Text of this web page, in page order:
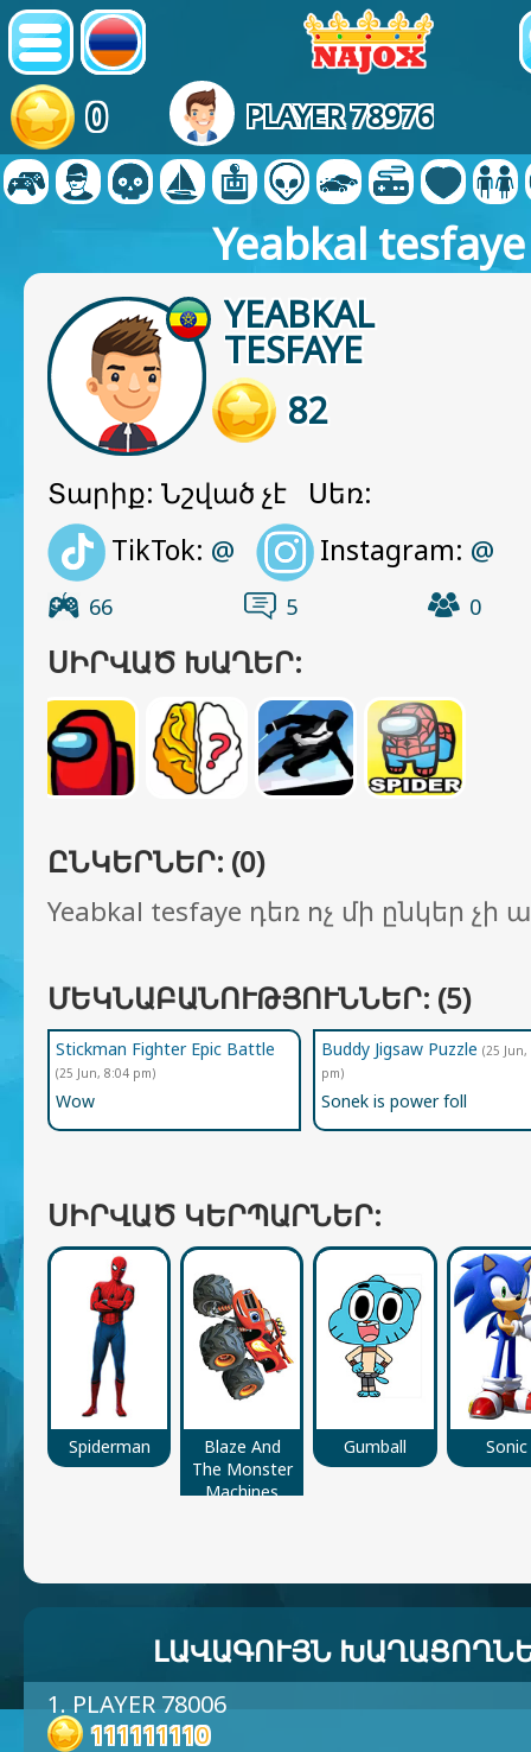
0 PLAYER 78976
Yeabkal tesfaye
YEABKAL
TESFAYE
82
Տարիք: Նշված չէ Սեռ:
TikTok: @ Instagram: @
66 5 0
ՍԻՐՎԱԾ ԽԱՂԵՐ:
ԸՆԿԵՐՆԵՐ: (0)
Yeabkal tesfaye դեռ ոչ մի ընկեր չի
ՄԵԿՆԱԲԱՆՈՒԹՅՈՒՆՆԵՐ: (5)
Stickman Fighter Epic Battle
(25 Jun, 8:04 pm)
Wow
Buddy Jigsaw Puzzle (25 Jun,
pm)
Sonek is power foll
ՍԻՐՎԱԾ ԿԵՐՊԱՐՆԵՐ:
Spiderman
Blaze And
The Monster
Machines
Gumball Sonic
ԼԱՎԱԳՈՒՅՆ
1. PLAYER 78006
111111110